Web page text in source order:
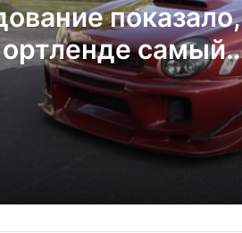
показало,
самый
уровень угона
на душу
в США